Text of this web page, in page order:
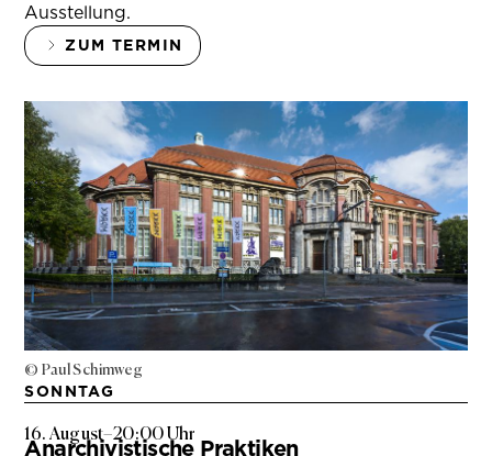
Ausstellung.
ZUM TERMIN
© Paul Schimweg
SONNTAG
16. August–20:00 Uhr
Anarchivistische Praktiken